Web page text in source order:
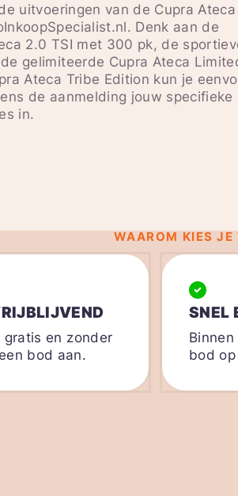
uitvoeringen van de Cupra Ateca
Denk aan de
2.0 TSI met 300 pk, de
gelimiteerde Cupra Ateca
Ateca Tribe Edition kun je
de aanmelding jouw specifieke
in.
WAAROM KIES
en zonder
bod aan.
SNEL
bod